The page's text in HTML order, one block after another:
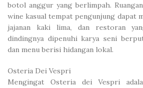
botol anggur yang berlimpah.
wine kasual tempat pengunjung dapat
jajanan kaki lima, dan restoran
dindingnya dipenuhi karya seni
dan menu berisi hidangan lokal.
Osteria Dei Vespri
Mengingat Osteria dei Vespri